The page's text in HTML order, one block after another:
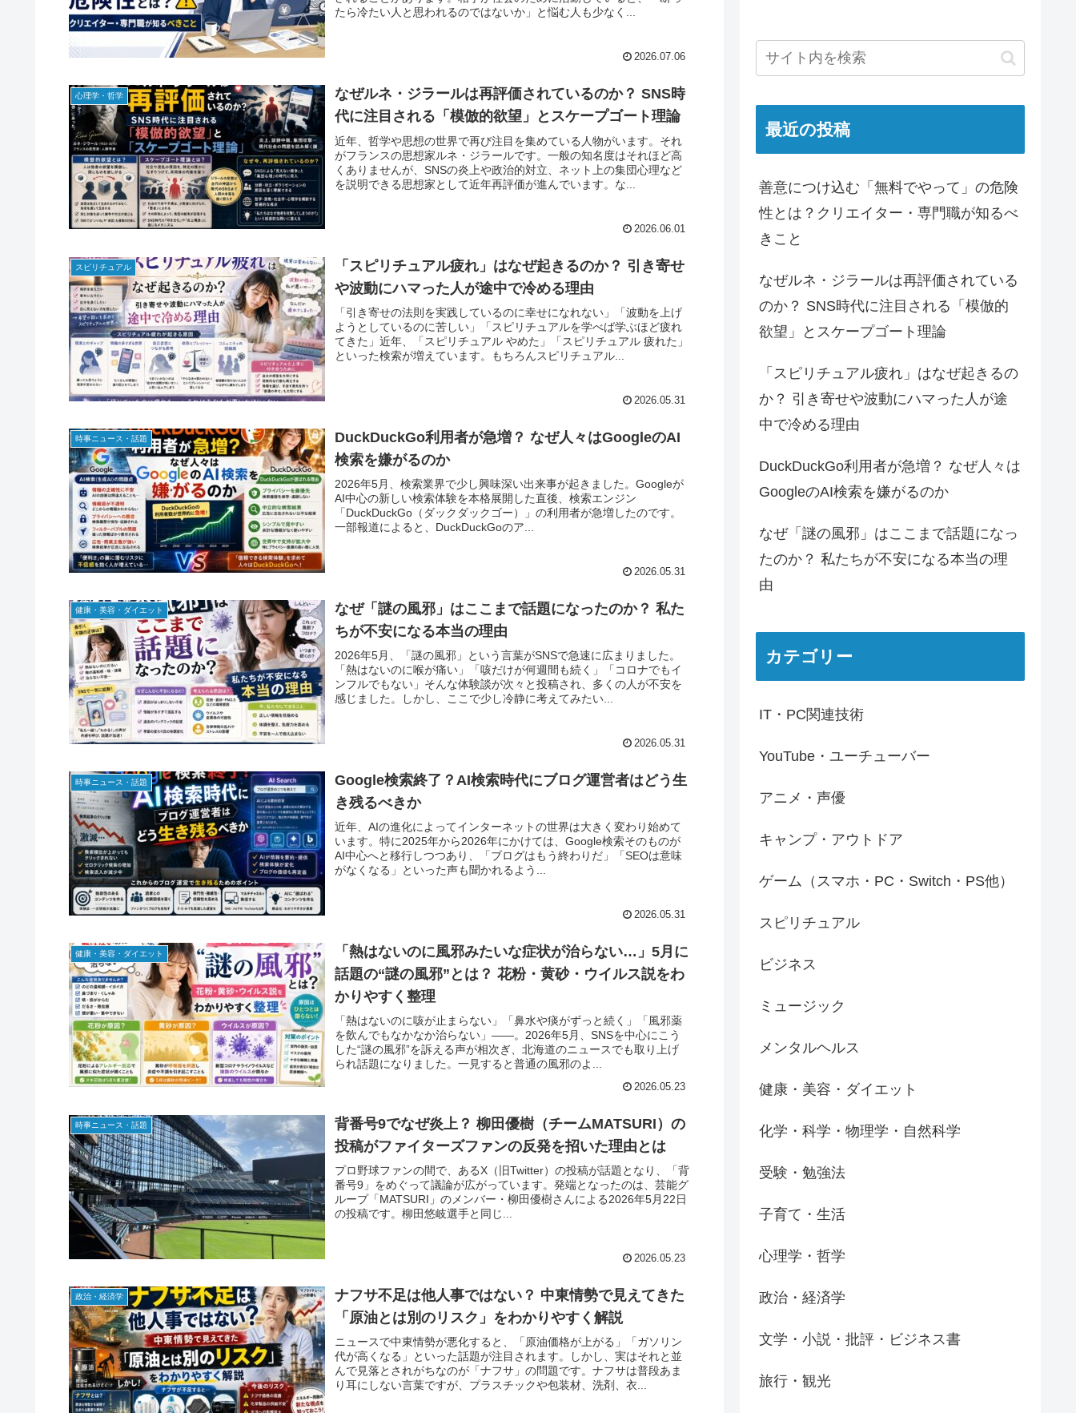
たら冷たい人と思われるのではないか」と悩む人も少なく...
2026.07.06
心理学・哲学
なぜルネ・ジラールは再評価されているのか？ SNS時
代に注目される「模倣的欲望」とスケープゴート理論
近年、哲学や思想の世界で再び注目を集めている人物がいます。それ
がフランスの思想家ルネ・ジラールです。一般の知名度はそれほど高
くありませんが、SNSの炎上や政治的対立、ネット上の集団心理など
を説明できる思想家として近年再評価が進んでいます。な...
2026.06.01
スピリチュアル
「スピリチュアル疲れ」はなぜ起きるのか？ 引き寄せ
や波動にハマった人が途中で冷める理由
「引き寄せの法則を実践しているのに幸せになれない」「波動を上げ
ようとしているのに苦しい」「スピリチュアルを学べば学ぶほど疲れ
てきた」近年、「スピリチュアル やめた」「スピリチュアル 疲れた」
といった検索が増えています。もちろんスピリチュアル...
2026.05.31
時事ニュース・話題
DuckDuckGo利用者が急増？ なぜ人々はGoogleのAI
検索を嫌がるのか
2026年5月、検索業界で少し興味深い出来事が起きました。Googleが
AI中心の新しい検索体験を本格展開した直後、検索エンジン
「DuckDuckGo（ダックダックゴー）」の利用者が急増したのです。
一部報道によると、DuckDuckGoのア...
2026.05.31
健康・美容・ダイエット
なぜ「謎の風邪」はここまで話題になったのか？ 私た
ちが不安になる本当の理由
2026年5月、「謎の風邪」という言葉がSNSで急速に広まりました。
「熱はないのに喉が痛い」「咳だけが何週間も続く」「コロナでもイ
ンフルでもない」そんな体験談が次々と投稿され、多くの人が不安を
感じました。しかし、ここで少し冷静に考えてみたい...
2026.05.31
時事ニュース・話題
Google検索終了？AI検索時代にブログ運営者はどう生
き残るべきか
近年、AIの進化によってインターネットの世界は大きく変わり始めて
います。特に2025年から2026年にかけては、Google検索そのものが
AI中心へと移行しつつあり、「ブログはもう終わりだ」「SEOは意味
がなくなる」といった声も聞かれるよう...
2026.05.31
健康・美容・ダイエット
「熱はないのに風邪みたいな症状が治らない…」5月に
話題の“謎の風邪”とは？ 花粉・黄砂・ウイルス説をわ
かりやすく整理
「熱はないのに咳が止まらない」「鼻水や痰がずっと続く」「風邪薬
を飲んでもなかなか治らない」――。2026年5月、SNSを中心にこう
した“謎の風邪”を訴える声が相次ぎ、北海道のニュースでも取り上げ
られ話題になりました。一見すると普通の風邪のよ...
2026.05.23
時事ニュース・話題
背番号9でなぜ炎上？ 柳田優樹（チームMATSURI）の
投稿がファイターズファンの反発を招いた理由とは
プロ野球ファンの間で、あるX（旧Twitter）の投稿が話題となり、「背
番号9」をめぐって議論が広がっています。発端となったのは、芸能グ
ループ「MATSURI」のメンバー・柳田優樹さんによる2026年5月22日
の投稿です。柳田悠岐選手と同じ...
2026.05.23
政治・経済学
ナフサ不足は他人事ではない？ 中東情勢で見えてきた
「原油とは別のリスク」をわかりやすく解説
ニュースで中東情勢が悪化すると、「原油価格が上がる」「ガソリン
代が高くなる」といった話題が注目されます。しかし、実はそれと並
んで見落とされがちなのが「ナフサ」の問題です。ナフサは普段あま
り耳にしない言葉ですが、プラスチックや包装材、洗剤、衣...
最近の投稿
善意につけ込む「無料でやって」の危険
性とは？クリエイター・専門職が知るべ
きこと
なぜルネ・ジラールは再評価されている
のか？ SNS時代に注目される「模倣的
欲望」とスケープゴート理論
「スピリチュアル疲れ」はなぜ起きるの
か？ 引き寄せや波動にハマった人が途
中で冷める理由
DuckDuckGo利用者が急増？ なぜ人々は
GoogleのAI検索を嫌がるのか
なぜ「謎の風邪」はここまで話題になっ
たのか？ 私たちが不安になる本当の理
由
カテゴリー
IT・PC関連技術
YouTube・ユーチューバー
アニメ・声優
キャンプ・アウトドア
ゲーム（スマホ・PC・Switch・PS他）
スピリチュアル
ビジネス
ミュージック
メンタルヘルス
健康・美容・ダイエット
化学・科学・物理学・自然科学
受験・勉強法
子育て・生活
心理学・哲学
政治・経済学
文学・小説・批評・ビジネス書
旅行・観光